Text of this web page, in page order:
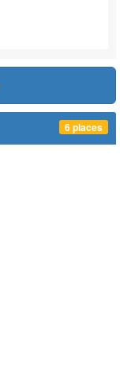
6 places